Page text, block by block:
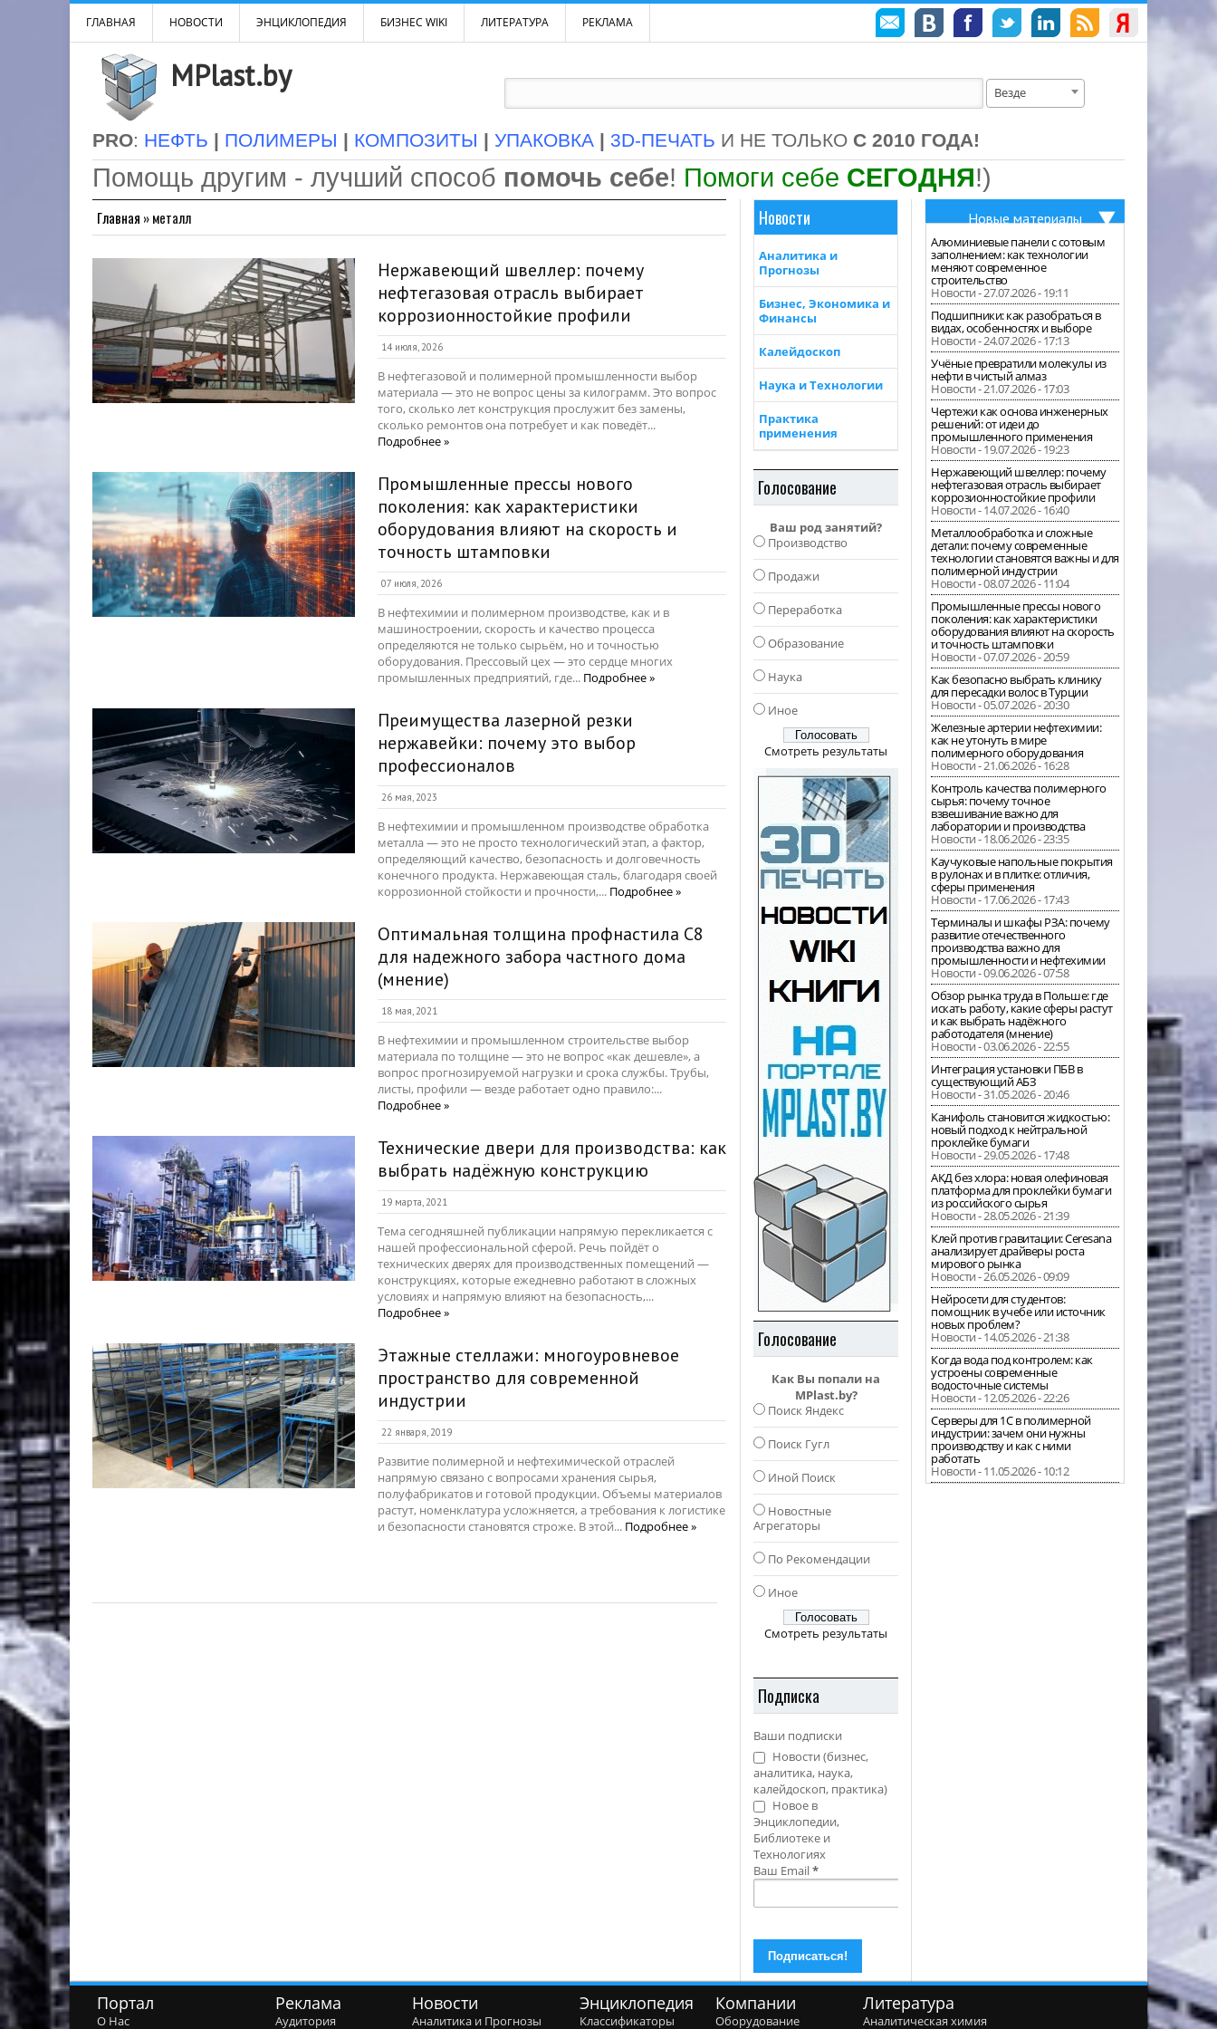
ГЛАВНАЯ НОВОСТИ ЭНЦИКЛОПЕДИЯ БИЗНЕС WIKI ЛИТЕРАТУРА РЕКЛАМА
MPlast.by Везде
PRO: НЕФТЬ | ПОЛИМЕРЫ | КОМПОЗИТЫ | УПАКОВКА | 3D-ПЕЧАТЬ И НЕ ТОЛЬКО С 2010 ГОДА!
Помощь другим - лучший способ помочь себе! Помоги себе СЕГОДНЯ!)
Главная »металл
Нержавеющий швеллер: почему
нефтегазовая отрасль выбирает
коррозионностойкие профили
14 июля, 2026
В нефтегазовой и полимерной промышленности выбор
материала — это не вопрос цены за килограмм. Это вопрос
того, сколько лет конструкция прослужит без замены,
сколько ремонтов она потребует и как поведёт...
Подробнее »
Промышленные прессы нового
поколения: как характеристики
оборудования влияют на скорость и
точность штамповки
07 июля, 2026
В нефтехимии и полимерном производстве, как и в
машиностроении, скорость и качество процесса
определяются не только сырьём, но и точностью
оборудования. Прессовый цех — это сердце многих
промышленных предприятий, где... Подробнее »
Преимущества лазерной резки
нержавейки: почему это выбор
профессионалов
26 мая, 2023
В нефтехимии и промышленном производстве обработка
металла — это не просто технологический этап, а фактор,
определяющий качество, безопасность и долговечность
конечного продукта. Нержавеющая сталь, благодаря своей
коррозионной стойкости и прочности,... Подробнее »
Оптимальная толщина профнастила С8
для надежного забора частного дома
(мнение)
18 мая, 2021
В нефтехимии и промышленном строительстве выбор
материала по толщине — это не вопрос «как дешевле», а
вопрос прогнозируемой нагрузки и срока службы. Трубы,
листы, профили — везде работает одно правило:...
Подробнее »
Технические двери для производства: как
выбрать надёжную конструкцию
19 марта, 2021
Тема сегодняшней публикации напрямую перекликается с
нашей профессиональной сферой. Речь пойдёт о
технических дверях для производственных помещений —
конструкциях, которые ежедневно работают в сложных
условиях и напрямую влияют на безопасность,...
Подробнее »
Этажные стеллажи: многоуровневое
пространство для современной
индустрии
22 января, 2019
Развитие полимерной и нефтехимической отраслей
напрямую связано с вопросами хранения сырья,
полуфабрикатов и готовой продукции. Объемы материалов
растут, номенклатура усложняется, а требования к логистике
и безопасности становятся строже. В этой... Подробнее »
Новости
Аналитика и
Прогнозы
Бизнес, Экономика и
Финансы
Калейдоскоп
Наука и Технологии
Практика
применения
Голосование
Ваш род занятий?
Производство
Продажи
Переработка
Образование
Наука
Иное
Смотреть результаты
Голосование
Как Вы попали на
MPlast.by?
Поиск Яндекс
Поиск Гугл
Иной Поиск
Новостные
Агрегаторы
По Рекомендации
Иное
Смотреть результаты
Подписка
Ваши подписки
Новости (бизнес,
аналитика, наука,
калейдоскоп, практика)
Новое в
Энциклопедии,
Библиотеке и
Технологиях
Ваш Email*
Новые материалы
Алюминиевые панели с сотовым
заполнением: как технологии
меняют современное
строительство
Новости - 27.07.2026 - 19:11
Подшипники: как разобраться в
видах, особенностях и выборе
Новости - 24.07.2026 - 17:13
Учёные превратили молекулы из
нефти в чистый алмаз
Новости - 21.07.2026 - 17:03
Чертежи как основа инженерных
решений: от идеи до
промышленного применения
Новости - 19.07.2026 - 19:23
Нержавеющий швеллер: почему
нефтегазовая отрасль выбирает
коррозионностойкие профили
Новости - 14.07.2026 - 16:40
Металлообработка и сложные
детали: почему современные
технологии становятся важны и для
полимерной индустрии
Новости - 08.07.2026 - 11:04
Промышленные прессы нового
поколения: как характеристики
оборудования влияют на скорость
и точность штамповки
Новости - 07.07.2026 - 20:59
Как безопасно выбрать клинику
для пересадки волос в Турции
Новости - 05.07.2026 - 20:30
Железные артерии нефтехимии:
как не утонуть в мире
полимерного оборудования
Новости - 21.06.2026 - 16:28
Контроль качества полимерного
сырья: почему точное
взвешивание важно для
лаборатории и производства
Новости - 18.06.2026 - 23:35
Каучуковые напольные покрытия
в рулонах и в плитке: отличия,
сферы применения
Новости - 17.06.2026 - 17:43
Терминалы и шкафы РЗА: почему
развитие отечественного
производства важно для
промышленности и нефтехимии
Новости - 09.06.2026 - 07:58
Обзор рынка труда в Польше: где
искать работу, какие сферы растут
и как выбрать надёжного
работодателя (мнение)
Новости - 03.06.2026 - 22:55
Интеграция установки ПБВ в
существующий АБЗ
Новости - 31.05.2026 - 20:46
Канифоль становится жидкостью:
новый подход к нейтральной
проклейке бумаги
Новости - 29.05.2026 - 17:48
АКД без хлора: новая олефиновая
платформа для проклейки бумаги
из российского сырья
Новости - 28.05.2026 - 21:39
Клей против гравитации: Ceresana
анализирует драйверы роста
мирового рынка
Новости - 26.05.2026 - 09:09
Нейросети для студентов:
помощник в учебе или источник
новых проблем?
Новости - 14.05.2026 - 21:38
Когда вода под контролем: как
устроены современные
водосточные системы
Новости - 12.05.2026 - 22:26
Серверы для 1С в полимерной
индустрии: зачем они нужны
производству и как с ними
работать
Новости - 11.05.2026 - 10:12
Портал
О Нас
Реклама
Аудитория
Новости
Аналитика и Прогнозы
Энциклопедия
Классификаторы
Компании
Оборудование
Литература
Аналитическая химия